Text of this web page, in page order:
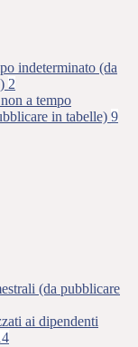
indeterminato (da
2
a tempo
in tabelle) 9
(da pubblicare
ai dipendenti